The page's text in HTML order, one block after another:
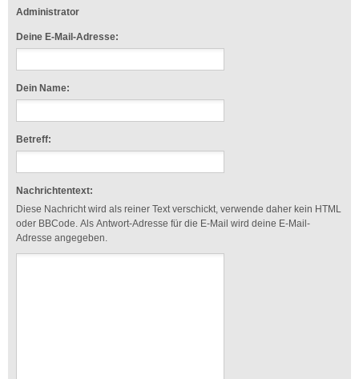
Administrator
Deine E-Mail-Adresse:
Dein Name:
Betreff:
Nachrichtentext:
Diese Nachricht wird als reiner Text verschickt, verwende daher kein HTML
oder BBCode. Als Antwort-Adresse für die E-Mail wird deine E-Mail-
Adresse angegeben.